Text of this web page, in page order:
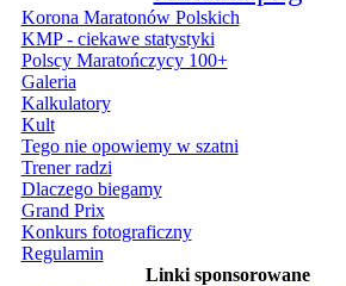
Korona Maratonów Polskich
KMP - ciekawe statystyki
Polscy Maratończycy 100+
Galeria
Kalkulatory
Kult
Tego nie opowiemy w szatni
Trener radzi
Dlaczego biegamy
Grand Prix
Konkurs fotograficzny
Regulamin
Linki sponsorowane